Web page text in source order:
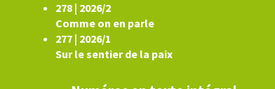
278 | 2026/2
Comme on en parle
277 | 2026/1
Sur le sentier de la paix